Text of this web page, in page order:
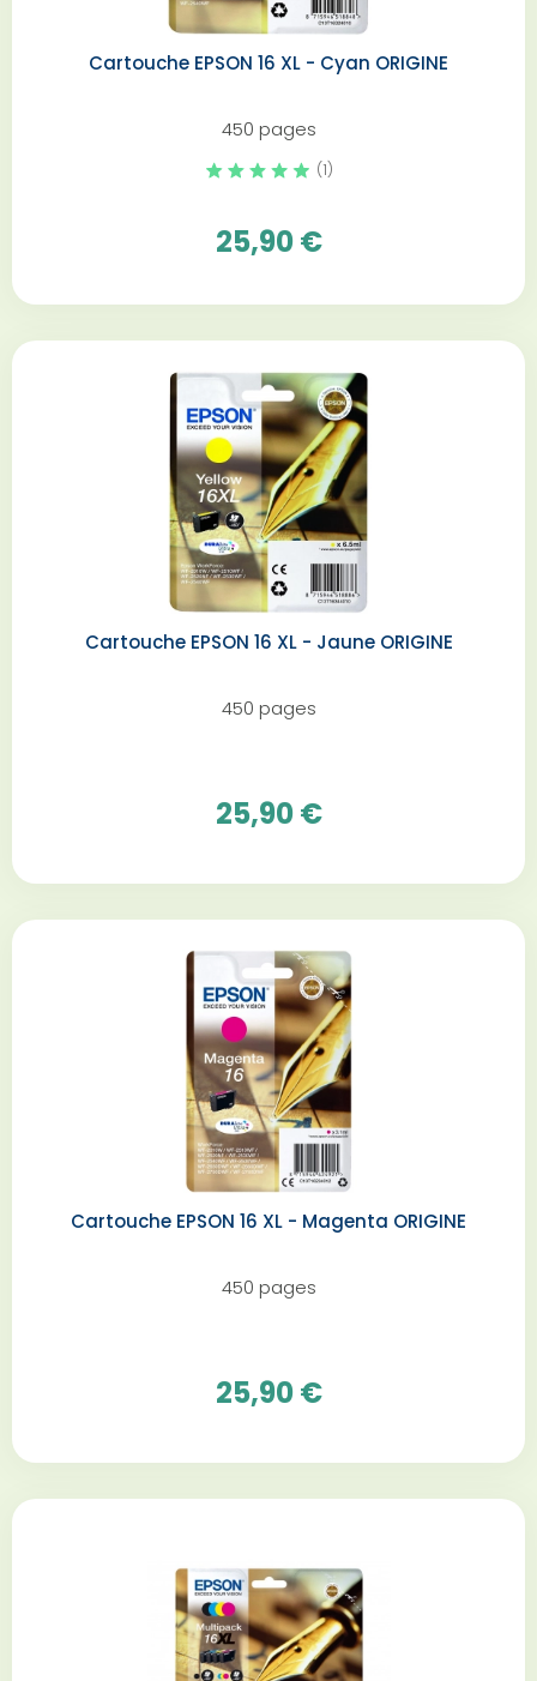
Cartouche EPSON 16 XL - Cyan ORIGINE
450 pages
(1)
25,90 €
Cartouche EPSON 16 XL - Jaune ORIGINE
450 pages
25,90 €
Cartouche EPSON 16 XL - Magenta ORIGINE
450 pages
25,90 €